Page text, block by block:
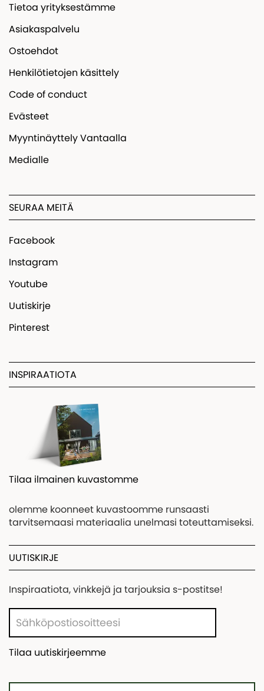
Tietoa yrityksestämme
Asiakaspalvelu
Ostoehdot
Henkilötietojen käsittely
Code of conduct
Evästeet
Myyntinäyttely Vantaalla
Medialle
SEURAA MEITÄ
Facebook
Instagram
Youtube
Uutiskirje
Pinterest
INSPIRAATIOTA
Tilaa ilmainen kuvastomme
olemme koonneet kuvastoomme runsaasti
tarvitsemaasi materiaalia unelmasi toteuttamiseksi.
UUTISKIRJE
Inspiraatiota, vinkkejä ja tarjouksia s-postitse!
Tilaa uutiskirjeemme